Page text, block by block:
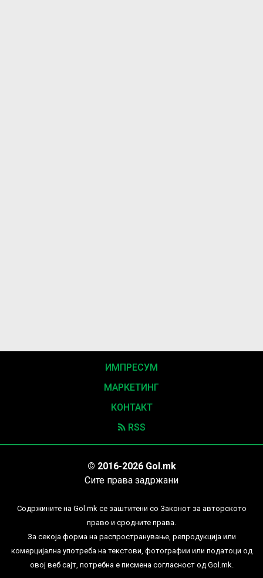
ИМПРЕСУМ
МАРКЕТИНГ
КОНТАКТ
RSS
© 2016-2026 Gol.mk
Сите права задржани
Содржините на Gol.mk се заштитени со Законот за авторското
право и сродните права.
За секоја форма на распространување, репродукција или
комерцијална употреба на текстови, фотографии или податоци од
овој веб сајт, потребна е писмена согласност од Gol.mk.